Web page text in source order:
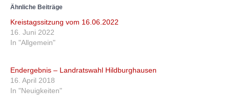
Ähnliche Beiträge
Kreistagssitzung vom 16.06.2022
16. Juni 2022
In "Allgemein"
Endergebnis – Landratswahl Hildburghausen
16. April 2018
In "Neuigkeiten"